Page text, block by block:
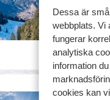
Dessa är
webbplats. Vi
fungerar
analytiska
information
cookies kan
för familj och
alltid liftkort i
möjliga service